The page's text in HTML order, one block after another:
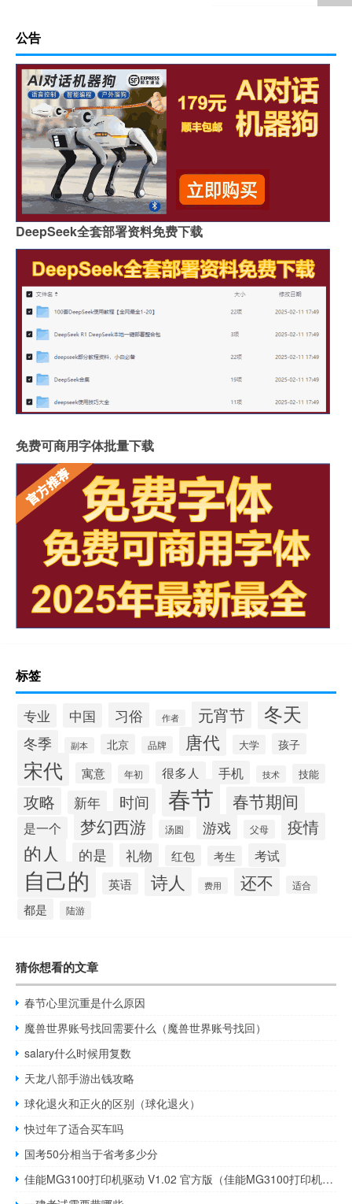
公告
DeepSeek全套部署资料免费下载
免费可商用字体批量下载
标签
专业 中国 习俗 作者 元宵节 冬天
冬季 副本 北京 品牌 唐代 大学 孩子
宋代 寓意 年初 很多人 手机 技术 技能
攻略 新年 时间 春节 春节期间
是一个 梦幻西游 汤圆 游戏 父母 疫情
的人 的是 礼物 红包 考生 考试
自己的 英语 诗人 费用 还不 适合
都是 陆游
猜你想看的文章
春节心里沉重是什么原因
魔兽世界账号找回需要什么（魔兽世界账号找回）
salary什么时候用复数
天龙八部手游出钱攻略
球化退火和正火的区别（球化退火）
快过年了适合买车吗
国考50分相当于省考多少分
佳能MG3100打印机驱动 V1.02 官方版（佳能MG3100打印机驱动 V1.02 官方版功能简介）